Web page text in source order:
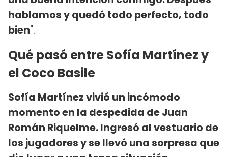
hablamos y quedó todo perfecto, todo
bien".
Qué pasó entre Sofía Martínez y
el Coco Basile
Sofía Martínez vivió un incómodo
momento en la despedida de Juan
Román Riquelme. Ingresó al vestuario de
los jugadores y se llevó una sorpresa que